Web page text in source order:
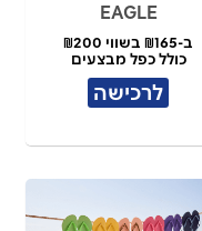
EAGLE
ב-₪165 בשווי ₪200
כולל כפל מבצעים
לרכישה